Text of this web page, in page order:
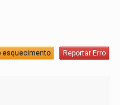
esquecimento Reportar Erro